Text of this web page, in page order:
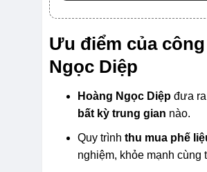
Ưu điểm của
Ngọc Diệp
Hoàng Ngọc Diệp đưa
bất kỳ trung gian nào.
Quy trìnhthu mua phế
nghiệm, khỏe mạnh cùng